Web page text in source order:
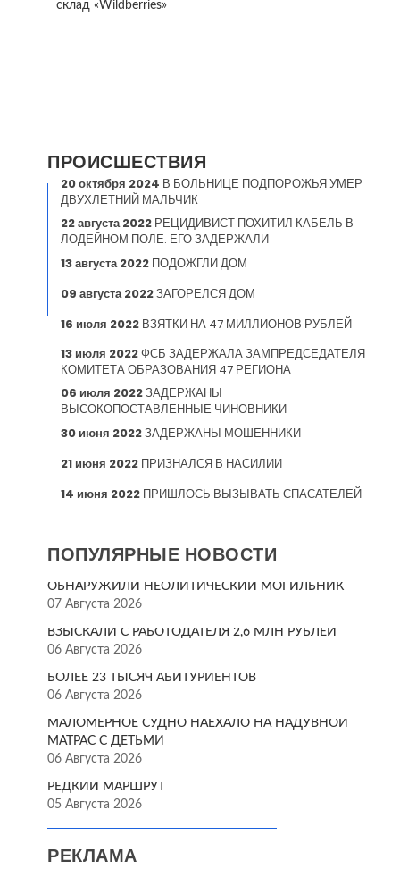
склад «Wildberries»
ПРОИСШЕСТВИЯ
20 октября 2024 В БОЛЬНИЦЕ ПОДПОРОЖЬЯ УМЕР
ДВУХЛЕТНИЙ МАЛЬЧИК
22 августа 2022 РЕЦИДИВИСТ ПОХИТИЛ КАБЕЛЬ В
ЛОДЕЙНОМ ПОЛЕ. ЕГО ЗАДЕРЖАЛИ
13 августа 2022 ПОДОЖГЛИ ДОМ
09 августа 2022ЗАГОРЕЛСЯ ДОМ
16 июля 2022 ВЗЯТКИ НА 47 МИЛЛИОНОВ РУБЛЕЙ
13 июля 2022ФСБ ЗАДЕРЖАЛА ЗАМПРЕДСЕДАТЕЛЯ
КОМИТЕТА ОБРАЗОВАНИЯ 47 РЕГИОНА
06 июля 2022ЗАДЕРЖАНЫ
ВЫСОКОПОСТАВЛЕННЫЕ ЧИНОВНИКИ
30 июня 2022ЗАДЕРЖАНЫ МОШЕННИКИ
21 июня 2022 ПРИЗНАЛСЯ В НАСИЛИИ
14 июня 2022 ПРИШЛОСЬ ВЫЗЫВАТЬ СПАСАТЕЛЕЙ
ПОПУЛЯРНЫЕ НОВОСТИ
ОБНАРУЖИЛИ НЕОЛИТИЧЕСКИЙ МОГИЛЬНИК
07 Августа 2026
ВЗЫСКАЛИ С РАБОТОДАТЕЛЯ 2,6 МЛН РУБЛЕЙ
06 Августа 2026
БОЛЕЕ 23 ТЫСЯЧ АБИТУРИЕНТОВ
06 Августа 2026
МАЛОМЕРНОЕ СУДНО НАЕХАЛО НА НАДУВНОЙ
МАТРАС С ДЕТЬМИ
06 Августа 2026
РЕДКИЙ МАРШРУТ
05 Августа 2026
РЕКЛАМА